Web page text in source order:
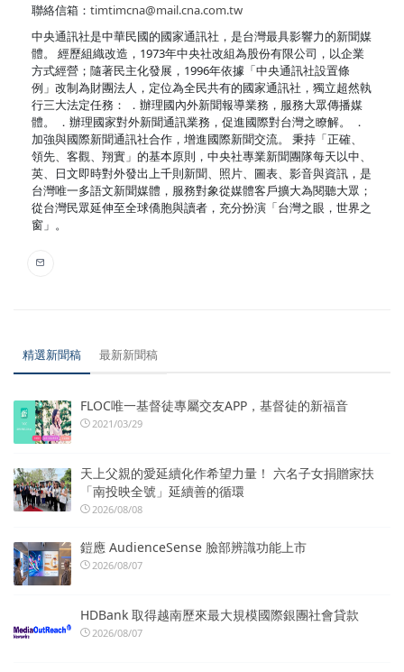
聯絡信箱： timtimcna@mail.cna.com.tw
中央通訊社是中華民國的國家通訊社，是台灣最具影響力的新聞媒
體。 經歷組織改造，1973年中央社改組為股份有限公司，以企業
方式經營；隨著民主化發展，1996年依據「中央通訊社設置條
例」改制為財團法人，定位為全民共有的國家通訊社，獨立超然執
行三大法定任務： ．辦理國內外新聞報導業務，服務大眾傳播媒
體。 ．辦理國家對外新聞通訊業務，促進國際對台灣之瞭解。 ．
加強與國際新聞通訊社合作，增進國際新聞交流。 秉持「正確、
領先、客觀、翔實」的基本原則，中央社專業新聞團隊每天以中、
英、日文即時對外發出上千則新聞、照片、圖表、影音與資訊，是
台灣唯一多語文新聞媒體，服務對象從媒體客戶擴大為閱聽大眾；
從台灣民眾延伸至全球僑胞與讀者，充分扮演「台灣之眼，世界之
窗」。
精選新聞稿 最新新聞稿
FLOC唯一基督徒專屬交友APP，基督徒的新福音
2021/03/29
天上父親的愛延續化作希望力量！ 六名子女捐贈家扶
「南投映全號」延續善的循環
2026/08/08
鎧應 AudienceSense 臉部辨識功能上市
2026/08/07
HDBank 取得越南歷來最大規模國際銀團社會貸款
2026/08/07